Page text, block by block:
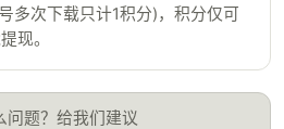
多次下载只计1积分)，积分仅可
现。
问题？给我们建议